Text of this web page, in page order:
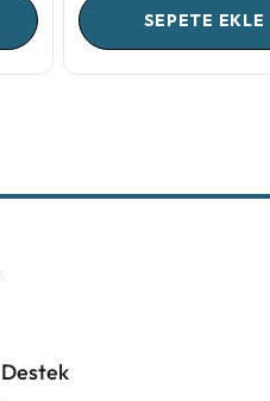
SEPETE EKLE
Destek